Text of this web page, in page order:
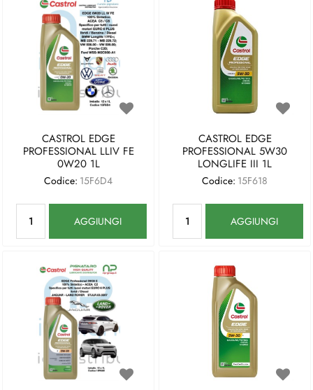
CASTROL EDGE
PROFESSIONAL LLIV FE
0W20 1L
Codice: 15F6D4
AGGIUNGI
CASTROL EDGE
PROFESSIONAL 5W30
LONGLIFE III 1L
Codice: 15F618
AGGIUNGI